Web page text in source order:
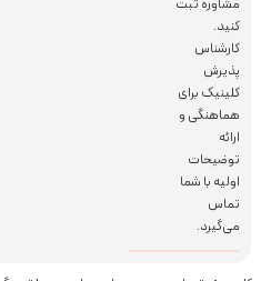
مشاوره ثبت
کنید.
کارشناس
پذیرش
کلینیک برای
هماهنگی و
ارائه
توضیحات
اولیه با شما
تماس
می‌گیرد.